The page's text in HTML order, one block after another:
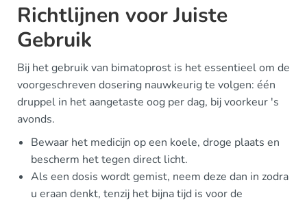
Richtlijnen voor Juiste
Gebruik
Bij het gebruik van bimatoprost is het essentieel om de
voorgeschreven dosering nauwkeurig te volgen: één
druppel in het aangetaste oog per dag, bij voorkeur 's
avonds.
Bewaar het medicijn op een koele, droge plaats en
bescherm het tegen direct licht.
Als een dosis wordt gemist, neem deze dan in zodra
u eraan denkt, tenzij het bijna tijd is voor de